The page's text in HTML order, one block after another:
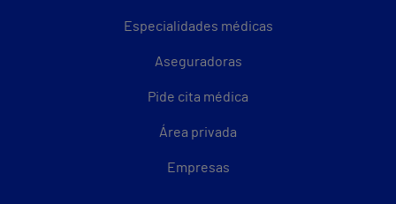
Especialidades médicas
Aseguradoras
Pide cita médica
Área privada
Empresas